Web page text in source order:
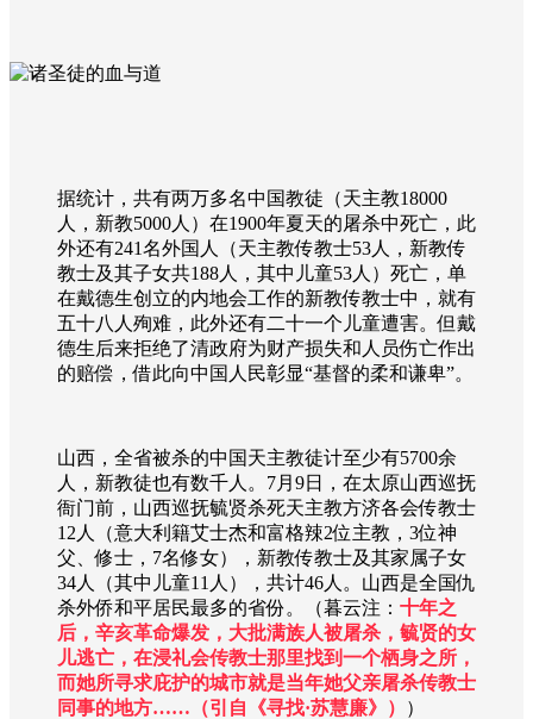
据统计，共有两万多名中国教徒（天主教18000
人，新教5000人）在1900年夏天的屠杀中死亡，此
外还有241名外国人（天主教传教士53人，新教传
教士及其子女共188人，其中儿童53人）死亡，单
在戴德生创立的内地会工作的新教传教士中，就有
五十八人殉难，此外还有二十一个儿童遭害。但戴
德生后来拒绝了清政府为财产损失和人员伤亡作出
的赔偿，借此向中国人民彰显“基督的柔和谦卑”。
山西，全省被杀的中国天主教徒计至少有5700余
人，新教徒也有数千人。7月9日，在太原山西巡抚
衙门前，山西巡抚毓贤杀死天主教方济各会传教士
12人（意大利籍艾士杰和富格辣2位主教，3位神
父、修士，7名修女），新教传教士及其家属子女
34人（其中儿童11人），共计46人。山西是全国仇
杀外侨和平居民最多的省份。（暮云注： 十年之
后，辛亥革命爆发，大批满族人被屠杀，毓贤的女
儿逃亡，在浸礼会传教士那里找到一个栖身之所，
而她所寻求庇护的城市就是当年她父亲屠杀传教士
同事的地方……（引自《寻找·苏慧廉》）
）